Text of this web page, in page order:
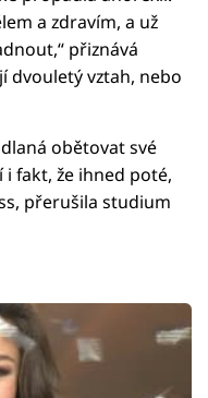
a zdravím, a už
přiznává
dvouletý vztah, nebo
obětovat své
i fakt, že ihned poté,
přerušila studium